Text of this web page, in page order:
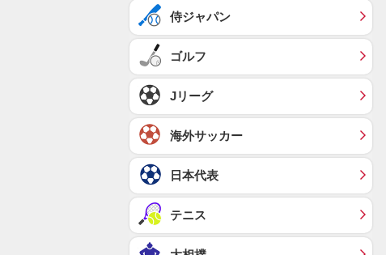
侍ジャパン
ゴルフ
Jリーグ
海外サッカー
日本代表
テニス